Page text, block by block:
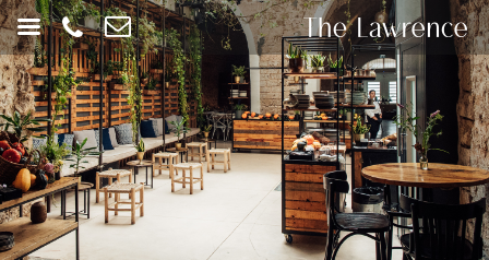
תחילתו
של
דף
אינטרנט,
לחץ
אנטר
כדי
לעבור
לאזור